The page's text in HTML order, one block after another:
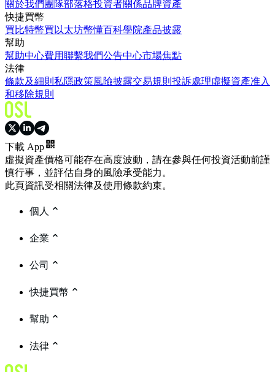
關於我們 團隊部落格投資者關係品牌資產
快捷買幣
買比特幣買以太坊幣懂百科學院產品披露
幫助
幫助中心費用聯繫我們公告中心市場焦點
法律
條款及細則 私隱政策風險披露交易規則 投訴處理虛擬資產准入
和移除規則
下載 App
虛擬資產價格可能存在高度波動，請在參與任何投資活動前謹
慎行事，並評估自身的風險承受能力。
此頁資訊受相關法律及使用條款約束。
個人
企業
公司
快捷買幣
幫助
法律